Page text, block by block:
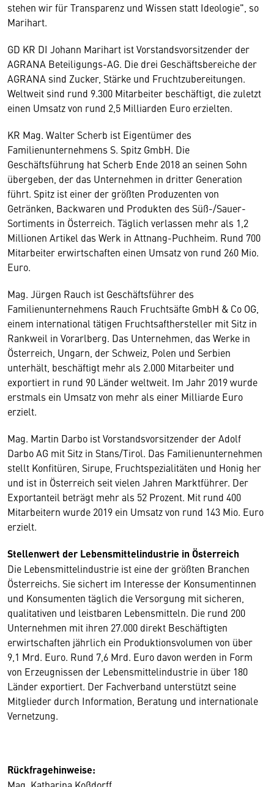
stehen wir für Transparenz und Wissen statt Ideologie", so
Marihart.
GD KR DI Johann Marihart ist Vorstandsvorsitzender der
AGRANA Beteiligungs-AG. Die drei Geschäftsbereiche der
AGRANA sind Zucker, Stärke und Fruchtzubereitungen.
Weltweit sind rund 9.300 Mitarbeiter beschäftigt, die zuletzt
einen Umsatz von rund 2,5 Milliarden Euro erzielten.
KR Mag. Walter Scherb ist Eigentümer des
Familienunternehmens S. Spitz GmbH. Die
Geschäftsführung hat Scherb Ende 2018 an seinen Sohn
übergeben, der das Unternehmen in dritter Generation
führt. Spitz ist einer der größten Produzenten von
Getränken, Backwaren und Produkten des Süß-/Sauer-
Sortiments in Österreich. Täglich verlassen mehr als 1,2
Millionen Artikel das Werk in Attnang-Puchheim. Rund 700
Mitarbeiter erwirtschaften einen Umsatz von rund 260 Mio.
Euro.
Mag. Jürgen Rauch ist Geschäftsführer des
Familienunternehmens Rauch Fruchtsäfte GmbH & Co OG,
einem international tätigen Fruchtsafthersteller mit Sitz in
Rankweil in Vorarlberg. Das Unternehmen, das Werke in
Österreich, Ungarn, der Schweiz, Polen und Serbien
unterhält, beschäftigt mehr als 2.000 Mitarbeiter und
exportiert in rund 90 Länder weltweit. Im Jahr 2019 wurde
erstmals ein Umsatz von mehr als einer Milliarde Euro
erzielt.
Mag. Martin Darbo ist Vorstandsvorsitzender der Adolf
Darbo AG mit Sitz in Stans/Tirol. Das Familienunternehmen
stellt Konfitüren, Sirupe, Fruchtspezialitäten und Honig her
und ist in Österreich seit vielen Jahren Marktführer. Der
Exportanteil beträgt mehr als 52 Prozent. Mit rund 400
Mitarbeitern wurde 2019 ein Umsatz von rund 143 Mio. Euro
erzielt.
Stellenwert der Lebensmittelindustrie in Österreich
Die Lebensmittelindustrie ist eine der größten Branchen
Österreichs. Sie sichert im Interesse der Konsumentinnen
und Konsumenten täglich die Versorgung mit sicheren,
qualitativen und leistbaren Lebensmitteln. Die rund 200
Unternehmen mit ihren 27.000 direkt Beschäftigten
erwirtschaften jährlich ein Produktionsvolumen von über
9,1 Mrd. Euro. Rund 7,6 Mrd. Euro davon werden in Form
von Erzeugnissen der Lebensmittelindustrie in über 180
Länder exportiert. Der Fachverband unterstützt seine
Mitglieder durch Information, Beratung und internationale
Vernetzung.
Rückfragehinweise: